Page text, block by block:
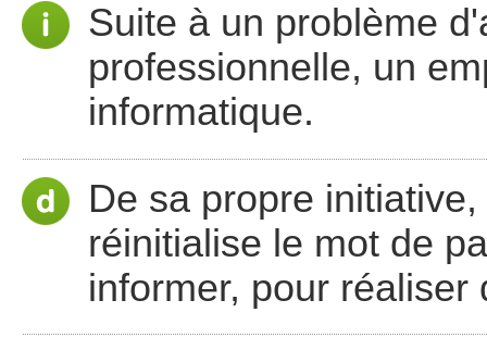
Suite à un problème
professionnelle, un
informatique.
De sa propre
réinitialise le mot de
informer, pour réaliser